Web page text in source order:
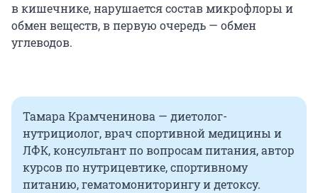
в кишечнике, нарушается состав микрофлоры и
обмен веществ, в первую очередь — обмен
углеводов.
Тамара Крамченинова — диетолог-
нутрициолог, врач спортивной медицины и
ЛФК, консультант по вопросам питания, автор
курсов по нутрицевтике, спортивному
питанию, гематомониторингу и детоксу.